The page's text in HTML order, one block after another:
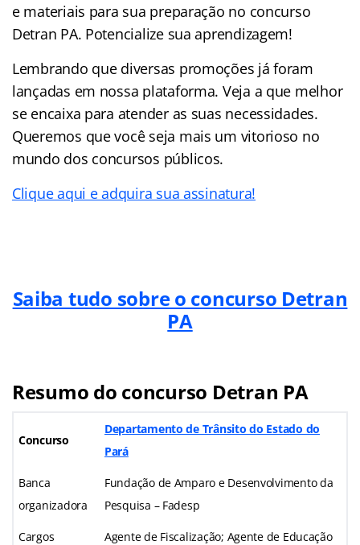
e materiais para sua preparação no concurso
Detran PA. Potencialize sua aprendizagem!
Lembrando que diversas promoções já foram
lançadas em nossa plataforma. Veja a que melhor
se encaixa para atender as suas necessidades.
Queremos que você seja mais um vitorioso no
mundo dos concursos públicos.
Clique aqui e adquira sua assinatura!
Saiba tudo sobre o concurso Detran
PA
Resumo do concurso Detran PA
Concurso
Departamento de Trânsito do Estado do
Pará
Banca
organizadora
Fundação de Amparo e Desenvolvimento da
Pesquisa – Fadesp
Cargos Agente de Fiscalização; Agente de Educação